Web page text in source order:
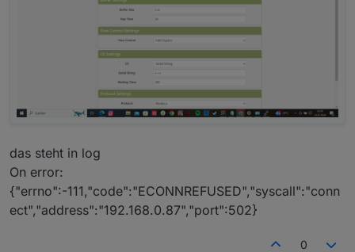
das steht in log
On error:
{"errno":-111,"code":"ECONNREFUSED","syscall":"conn
ect","address":"192.168.0.87","port":502}
0